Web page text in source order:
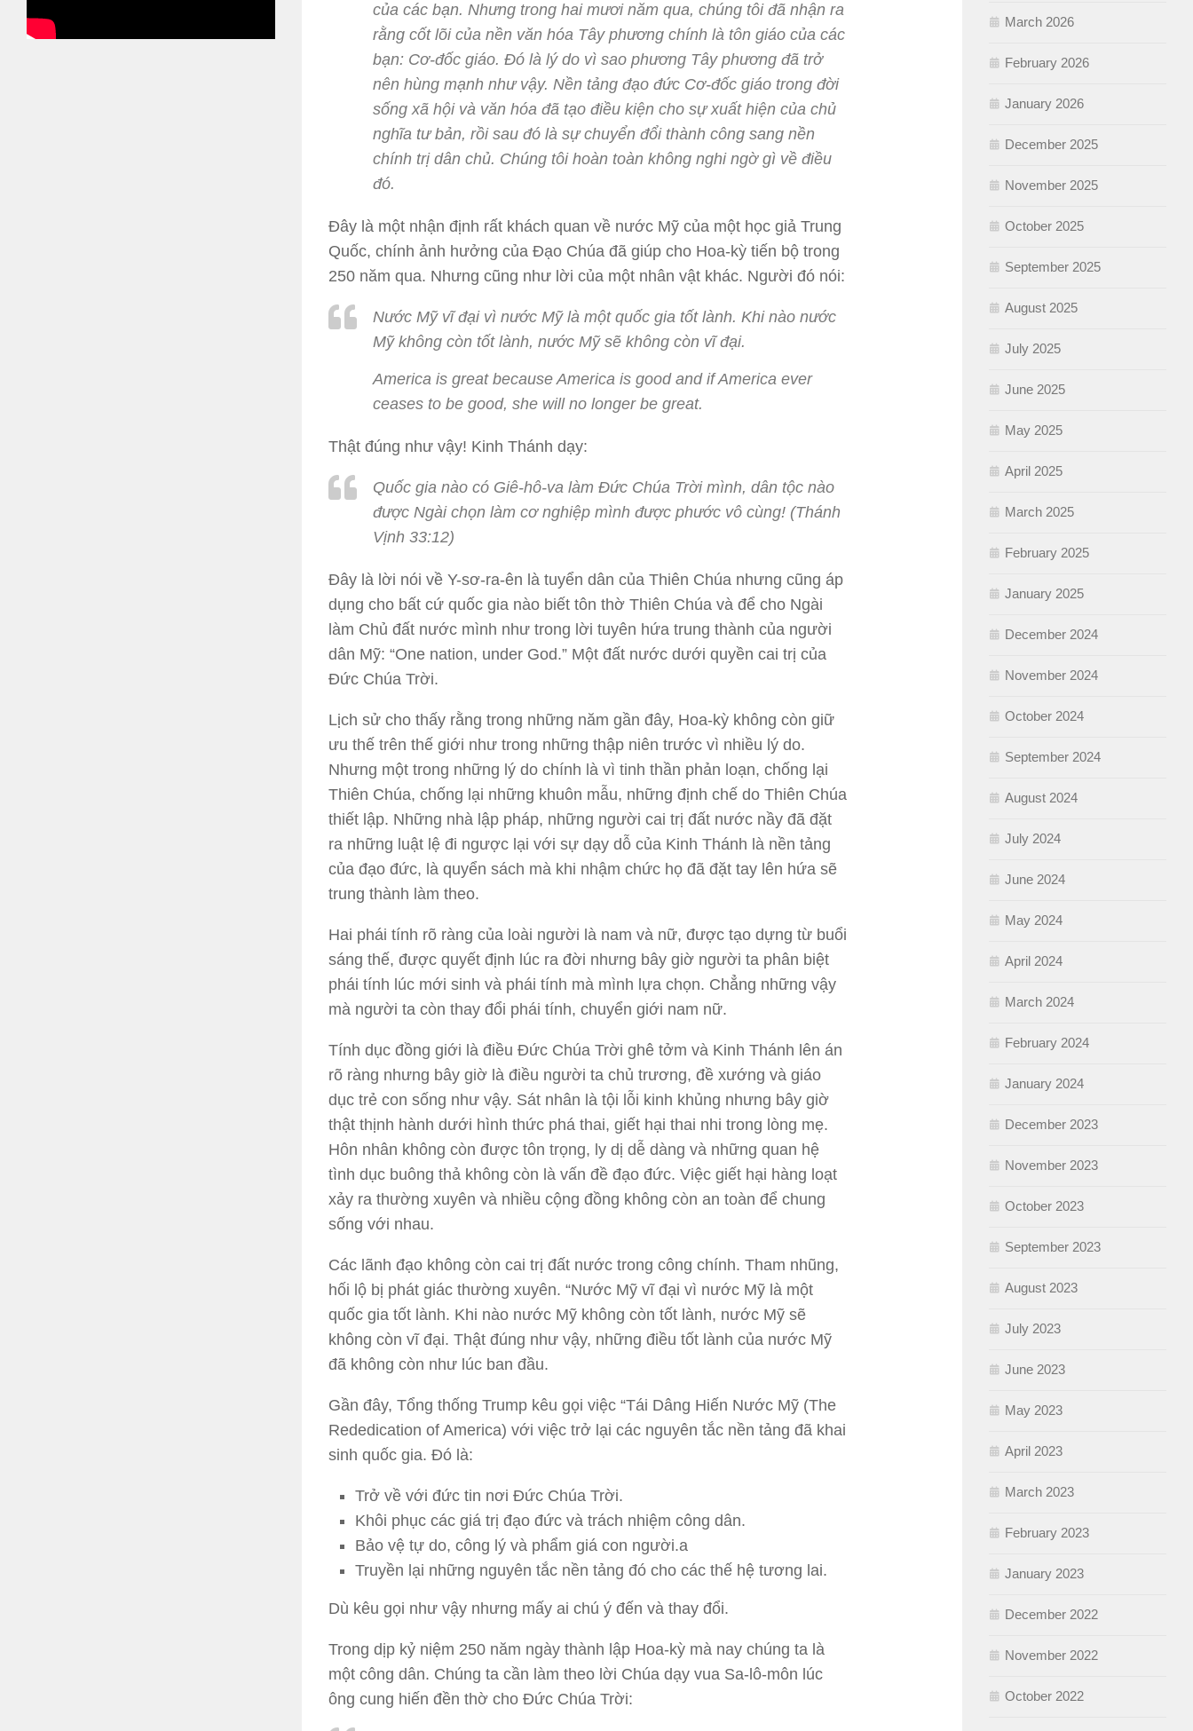
của các bạn. Nhưng trong hai mươi năm qua, chúng tôi đã nhận ra
rằng cốt lõi của nền văn hóa Tây phương chính là tôn giáo của các
bạn: Cơ-đốc giáo. Đó là lý do vì sao phương Tây phương đã trở
nên hùng mạnh như vậy. Nền tảng đạo đức Cơ-đốc giáo trong đời
sống xã hội và văn hóa đã tạo điều kiện cho sự xuất hiện của chủ
nghĩa tư bản, rồi sau đó là sự chuyển đổi thành công sang nền
chính trị dân chủ. Chúng tôi hoàn toàn không nghi ngờ gì về điều
đó.
Đây là một nhận định rất khách quan về nước Mỹ của một học giả Trung
Quốc, chính ảnh hưởng của Đạo Chúa đã giúp cho Hoa-kỳ tiến bộ trong
250 năm qua. Nhưng cũng như lời của một nhân vật khác. Người đó nói:
Nước Mỹ vĩ đại vì nước Mỹ là một quốc gia tốt lành. Khi nào nước
Mỹ không còn tốt lành, nước Mỹ sẽ không còn vĩ đại.
America is great because America is good and if America ever
ceases to be good, she will no longer be great.
Thật đúng như vậy! Kinh Thánh dạy:
Quốc gia nào có Giê-hô-va làm Đức Chúa Trời mình, dân tộc nào
được Ngài chọn làm cơ nghiệp mình được phước vô cùng! (Thánh
Vịnh 33:12)
Đây là lời nói về Y-sơ-ra-ên là tuyển dân của Thiên Chúa nhưng cũng áp
dụng cho bất cứ quốc gia nào biết tôn thờ Thiên Chúa và để cho Ngài
làm Chủ đất nước mình như trong lời tuyên hứa trung thành của người
dân Mỹ: “One nation, under God.” Một đất nước dưới quyền cai trị của
Đức Chúa Trời.
Lịch sử cho thấy rằng trong những năm gần đây, Hoa-kỳ không còn giữ
ưu thế trên thế giới như trong những thập niên trước vì nhiều lý do.
Nhưng một trong những lý do chính là vì tinh thần phản loạn, chống lại
Thiên Chúa, chống lại những khuôn mẫu, những định chế do Thiên Chúa
thiết lập. Những nhà lập pháp, những người cai trị đất nước nầy đã đặt
ra những luật lệ đi ngược lại với sự dạy dỗ của Kinh Thánh là nền tảng
của đạo đức, là quyển sách mà khi nhậm chức họ đã đặt tay lên hứa sẽ
trung thành làm theo.
Hai phái tính rõ ràng của loài người là nam và nữ, được tạo dựng từ buổi
sáng thế, được quyết định lúc ra đời nhưng bây giờ người ta phân biệt
phái tính lúc mới sinh và phái tính mà mình lựa chọn. Chẳng những vậy
mà người ta còn thay đổi phái tính, chuyển giới nam nữ.
Tính dục đồng giới là điều Đức Chúa Trời ghê tởm và Kinh Thánh lên án
rõ ràng nhưng bây giờ là điều người ta chủ trương, đề xướng và giáo
dục trẻ con sống như vậy. Sát nhân là tội lỗi kinh khủng nhưng bây giờ
thật thịnh hành dưới hình thức phá thai, giết hại thai nhi trong lòng mẹ.
Hôn nhân không còn được tôn trọng, ly dị dễ dàng và những quan hệ
tình dục buông thả không còn là vấn đề đạo đức. Việc giết hại hàng loạt
xảy ra thường xuyên và nhiều cộng đồng không còn an toàn để chung
sống với nhau.
Các lãnh đạo không còn cai trị đất nước trong công chính. Tham nhũng,
hối lộ bị phát giác thường xuyên. “Nước Mỹ vĩ đại vì nước Mỹ là một
quốc gia tốt lành. Khi nào nước Mỹ không còn tốt lành, nước Mỹ sẽ
không còn vĩ đại. Thật đúng như vậy, những điều tốt lành của nước Mỹ
đã không còn như lúc ban đầu.
Gần đây, Tổng thống Trump kêu gọi việc “Tái Dâng Hiến Nước Mỹ (The
Rededication of America) với việc trở lại các nguyên tắc nền tảng đã khai
sinh quốc gia. Đó là:
Trở về với đức tin nơi Đức Chúa Trời.
Khôi phục các giá trị đạo đức và trách nhiệm công dân.
Bảo vệ tự do, công lý và phẩm giá con người.a
Truyền lại những nguyên tắc nền tảng đó cho các thế hệ tương lai.
Dù kêu gọi như vậy nhưng mấy ai chú ý đến và thay đổi.
Trong dịp kỷ niệm 250 năm ngày thành lập Hoa-kỳ mà nay chúng ta là
một công dân. Chúng ta cần làm theo lời Chúa dạy vua Sa-lô-môn lúc
ông cung hiến đền thờ cho Đức Chúa Trời:
March 2026
February 2026
January 2026
December 2025
November 2025
October 2025
September 2025
August 2025
July 2025
June 2025
May 2025
April 2025
March 2025
February 2025
January 2025
December 2024
November 2024
October 2024
September 2024
August 2024
July 2024
June 2024
May 2024
April 2024
March 2024
February 2024
January 2024
December 2023
November 2023
October 2023
September 2023
August 2023
July 2023
June 2023
May 2023
April 2023
March 2023
February 2023
January 2023
December 2022
November 2022
October 2022